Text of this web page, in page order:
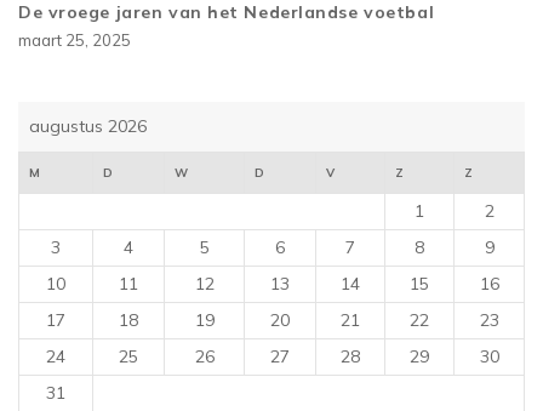
De vroege jaren van het Nederlandse voetbal
maart 25, 2025
augustus 2026
M D W D V Z Z
1
2
3
4 5 6 7 8
9
10
11 12 13 14 15
16
17
18 19 20 21 22
23
24
25 26 27 28 29
30
31